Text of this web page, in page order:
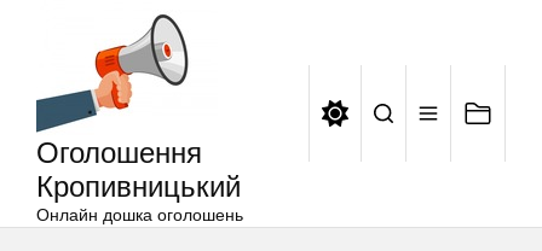
Оголошення
Кропивницький
Онлайн дошка оголошень